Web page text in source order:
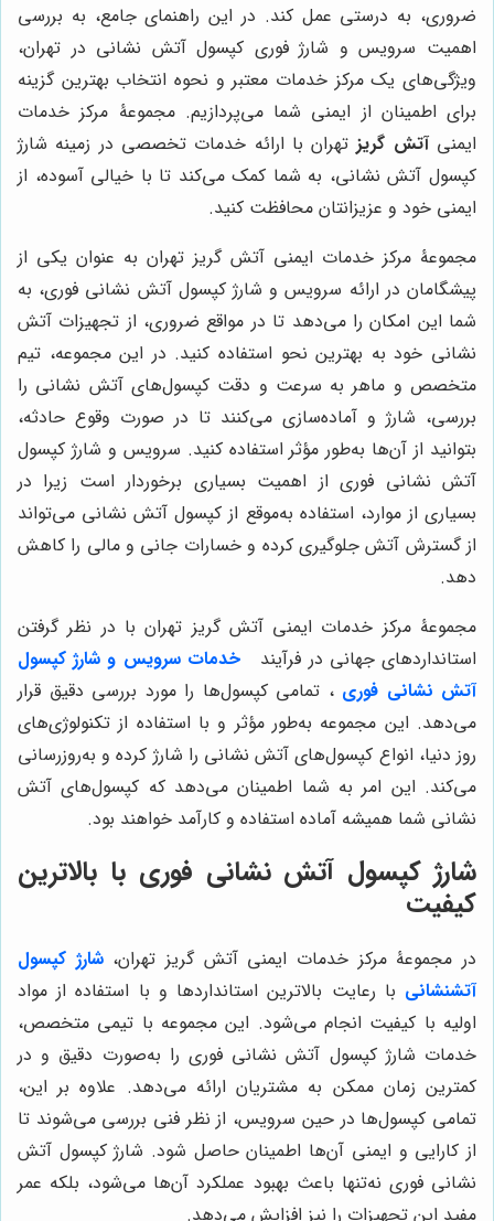
ضروری، به درستی عمل کند. در این راهنمای جامع، به بررسی
اهمیت سرویس و شارژ فوری کپسول آتش نشانی در تهران،
ویژگی‌های یک مرکز خدمات معتبر و نحوه انتخاب بهترین گزینه
برای اطمینان از ایمنی شما می‌پردازیم. مجموعۀ مرکز خدمات
ایمنیآتش گریزتهران با ارائه خدمات تخصصی در زمینه شارژ
کپسول آتش نشانی، به شما کمک می‌کند تا با خیالی آسوده، از
ایمنی خود و عزیزانتان محافظت کنید.
مجموعۀ مرکز خدمات ایمنی آتش گریز تهران به عنوان یکی از
پیشگامان در ارائه سرویس و شارژ کپسول آتش نشانی فوری، به
شما این امکان را می‌دهد تا در مواقع ضروری، از تجهیزات آتش
نشانی خود به بهترین نحو استفاده کنید. در این مجموعه، تیم
متخصص و ماهر به سرعت و دقت کپسول‌های آتش نشانی را
بررسی، شارژ و آماده‌سازی می‌کنند تا در صورت وقوع حادثه،
بتوانید از آن‌ها به‌طور مؤثر استفاده کنید. سرویس و شارژ کپسول
آتش نشانی فوری از اهمیت بسیاری برخوردار است زیرا در
بسیاری از موارد، استفاده به‌موقع از کپسول آتش نشانی می‌تواند
از گسترش آتش جلوگیری کرده و خسارات جانی و مالی را کاهش
دهد.
مجموعۀ مرکز خدمات ایمنی آتش گریز تهران با در نظر گرفتن
استانداردهای جهانی در فرآیند
خدمات سرویس و شارژ کپسول
آتش نشانی فوری ، تمامی کپسول‌ها را مورد بررسی دقیق قرار
می‌دهد. این مجموعه به‌طور مؤثر و با استفاده از تکنولوژی‌های
روز دنیا، انواع کپسول‌های آتش نشانی را شارژ کرده و به‌روزرسانی
می‌کند. این امر به شما اطمینان می‌دهد که کپسول‌های آتش
نشانی شما همیشه آماده استفاده و کارآمد خواهند بود.
شارژ کپسول آتش نشانی فوری با بالاترین
کیفیت
در مجموعۀ مرکز خدمات ایمنی آتش گریز تهران،شارژ کپسول
آتشنشانی با رعایت بالاترین استانداردها و با استفاده از مواد
اولیه با کیفیت انجام می‌شود. این مجموعه با تیمی متخصص،
خدمات شارژ کپسول آتش نشانی فوری را به‌صورت دقیق و در
کمترین زمان ممکن به مشتریان ارائه می‌دهد. علاوه بر این،
تمامی کپسول‌ها در حین سرویس، از نظر فنی بررسی می‌شوند تا
از کارایی و ایمنی آن‌ها اطمینان حاصل شود. شارژ کپسول آتش
نشانی فوری نه‌تنها باعث بهبود عملکرد آن‌ها می‌شود، بلکه عمر
مفید این تجهیزات را نیز افزایش می‌دهد.